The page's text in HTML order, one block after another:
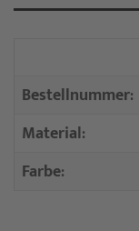
Bestellnummer:
Material:
Farbe: